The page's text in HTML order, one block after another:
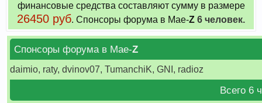
финансовые средства составляют сумму в размере
26450 руб. Cпонсоры форума в Мае-Z 6 человек.
Спонсоры форума в Мае-Z
daimio, raty, dvinov07, TumanchiK, GNI, radioz
Всего 6